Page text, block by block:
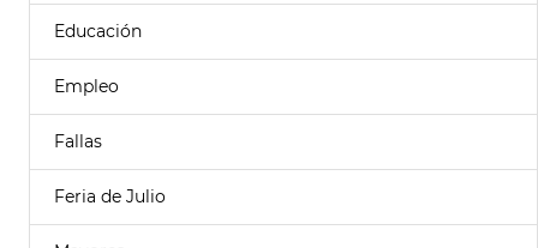
Educación
Empleo
Fallas
Feria de Julio